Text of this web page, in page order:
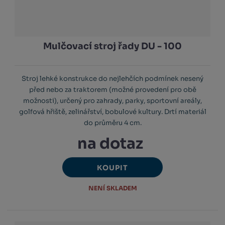
Mulčovací stroj řady DU - 100
Stroj lehké konstrukce do nejlehčích podmínek nesený
před nebo za traktorem (možné provedení pro obě
možnosti), určený pro zahrady, parky, sportovní areály,
golfová hřiště, zelinářství, bobulové kultury. Drtí materiál
do průměru 4 cm.
na dotaz
KOUPIT
NENÍ SKLADEM